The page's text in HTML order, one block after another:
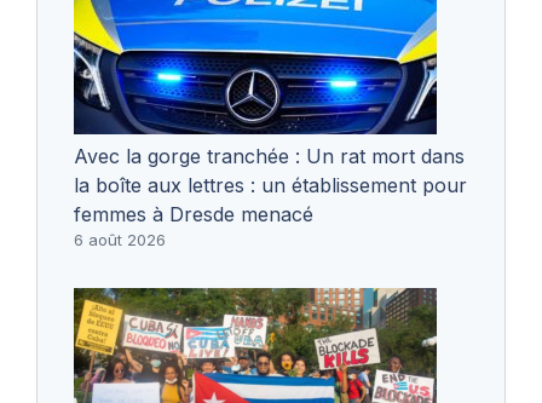
Avec la gorge tranchée : Un rat mort dans
la boîte aux lettres : un établissement pour
femmes à Dresde menacé
6 août 2026